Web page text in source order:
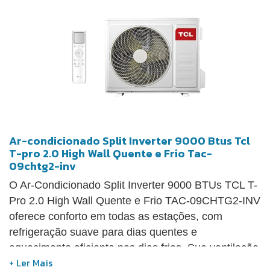
Ar-condicionado Split Inverter 9000 Btus Tcl
T-pro 2.0 High Wall Quente e Frio Tac-
09chtg2-inv
O Ar-Condicionado Split Inverter 9000 BTUs TCL T-
Pro 2.0 High Wall Quente e Frio TAC-09CHTG2-INV
oferece conforto em todas as estações, com
refrigeração suave para dias quentes e
aquecimento eficiente nos dias frios. Sua ventilação
indireta com microperfurações nas lâminas